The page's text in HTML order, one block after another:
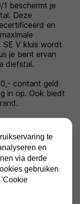
1 beschermt je
Deze
en
SE V kluis wordt
je bent ervan
diefstal.
contant geld
in op. Ook biedt
twee sleutels
een
met ons
te
en
via derde
gebruiken
'Cookie